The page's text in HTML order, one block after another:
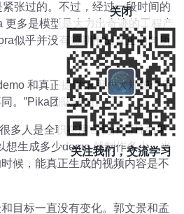
张过的。不过，经过一段时间的
多是模型是大力出奇迹的工程产
似乎并没有短期推出真正面向所
和真正提供给用户大规模使用
。”Pika团队认为。
多人是全职在用它制作而且如果
想生成多少demo 就制作多少。当
候，能真正生成的视频内容是不
目标一直没有变化。郭文景和孟
关闭
关注我们，交流学习